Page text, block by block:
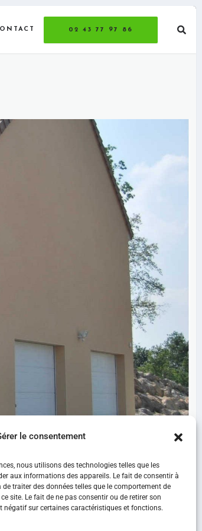
le consentement
nous utilisons des technologies telles que les
aux informations des appareils. Le fait de consentir à
traiter des données telles que le comportement de
site. Le fait de ne pas consentir ou de retirer son
négatif sur certaines caractéristiques et fonctions.
02 43 77 97 86
ce dernier pourra accueillir une cave
multiples aménagements. Un escalier